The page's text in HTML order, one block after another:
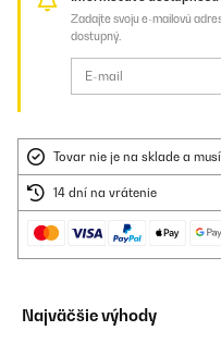
Zadajte svoju e-mailovú
dostupný.
Tovar nie je na sklade a
14 dní na vrátenie
Najväčšie výhody